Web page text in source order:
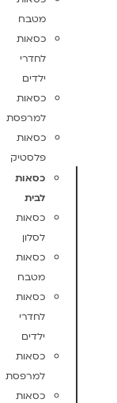
מטבח
כסאות
לחדרי
ילדים
כסאות
למרפסת
כסאות
פלסטיק
כסאות
לבית
כסאות
לסלון
כסאות
מטבח
כסאות
לחדרי
ילדים
כסאות
למרפסת
כסאות